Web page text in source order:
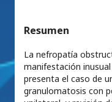
Resumen
La nefropatía
manifestación inusual
presenta el caso de
granulomatosis con